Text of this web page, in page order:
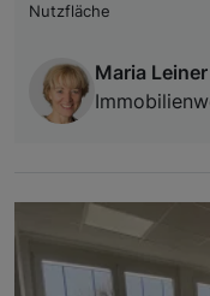
Nutzfläche
Maria Leiner